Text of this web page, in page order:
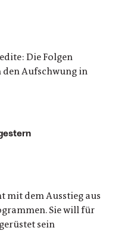
Die Folgen
Aufschwung in
mit dem Ausstieg aus
Sie will für
sein